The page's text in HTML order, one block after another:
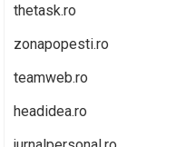
thetask.ro
zonapopesti.ro
teamweb.ro
headidea.ro